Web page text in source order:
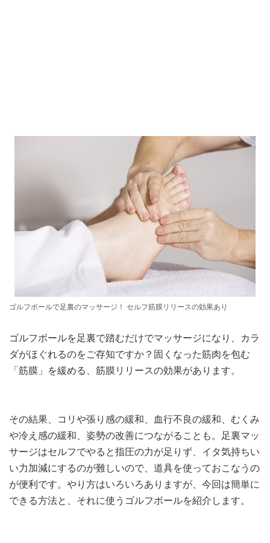
ゴルフボールで足裏のマッサージ！ セルフ筋膜リリースの効果あり
ゴルフボールを足裏で踏むだけでマッサージになり、カラ
ダがほぐれるのをご存知ですか？固くなった筋肉を包む
「筋膜」を緩める、筋膜リリースの効果があります。
その結果、コリや張り感の緩和、血行不良の緩和、むくみ
や冷え感の緩和、姿勢の改善につながることも。足裏マッ
サージはセルフでやると指圧の力が足りず、イタ気持ちい
い力加減にするのが難しいので、道具を使っておこなうの
が便利です。やり方はいろいろありますが、今回は簡単に
できる方法と、それに使うゴルフボールを紹介します。